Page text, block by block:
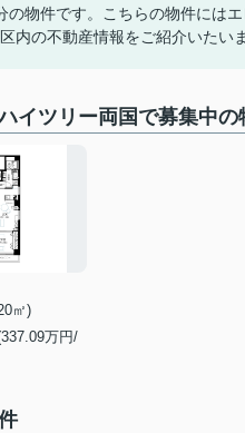
の物件です。こちらの物件には
内の不動産情報をご紹介いたい
イツリー両国で募集中の
㎡)
万円/